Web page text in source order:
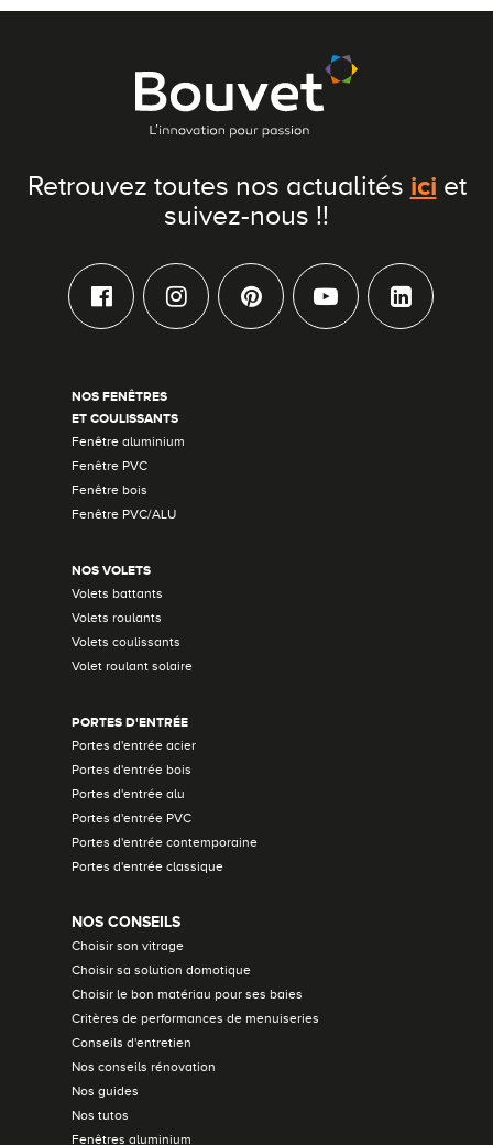
Retrouvez toutes nos actualités ici et
suivez-nous !!
NOS FENÊTRES
ET COULISSANTS
Fenêtre aluminium
Fenêtre PVC
Fenêtre bois
Fenêtre PVC/ALU
NOS VOLETS
Volets battants
Volets roulants
Volets coulissants
Volet roulant solaire
PORTES D'ENTRÉE
Portes d'entrée acier
Portes d'entrée bois
Portes d'entrée alu
Portes d'entrée PVC
Portes d'entrée contemporaine
Portes d'entrée classique
NOS CONSEILS
Choisir son vitrage
Choisir sa solution domotique
Choisir le bon matériau pour ses baies
Critères de performances de menuiseries
Conseils d'entretien
Nos conseils rénovation
Nos guides
Nos tutos
Fenêtres aluminium